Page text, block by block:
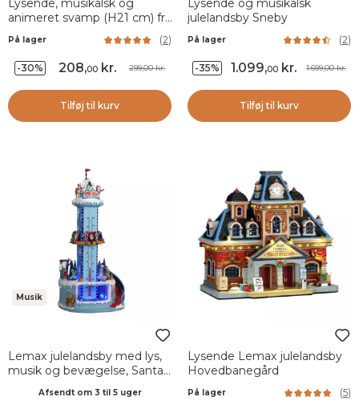
Lysende, musikalsk og
animeret svamp (H21 cm) fra
Nissehuset
På lager (2)
-30% 208,00 kr. 299,00 kr.
Tilføj til kurv
Lysende og musikalsk
julelandsby Sneby
På lager (2)
-35% 1.099,00 kr. 1.699,00 kr.
Tilføj til kurv
Musik
Lemax julelandsby med lys,
musik og bevægelse, Santa's
Afsendt om 3 til 5 uger
Lysende Lemax julelandsby
Hovedbanegård
På lager (5)